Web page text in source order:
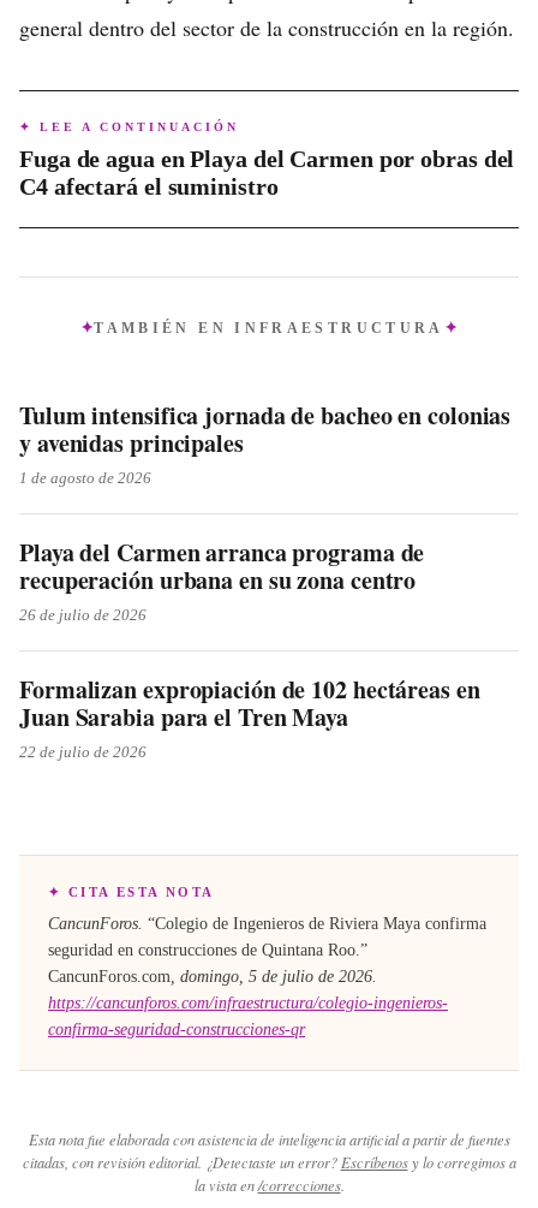
general dentro del sector de la construcción en la región.
✦ LEE A CONTINUACIÓN
Fuga de agua en Playa del Carmen por obras del
C4 afectará el suministro
TAMBIÉN ENINFRAESTRUCTURA
Tulum intensifica jornada de bacheo en colonias
y avenidas principales
1 de agosto de 2026
Playa del Carmen arranca programa de
recuperación urbana en su zona centro
26 de julio de 2026
Formalizan expropiación de 102 hectáreas en
Juan Sarabia para el Tren Maya
22 de julio de 2026
✦ CITA ESTA NOTA
CancunForos. “Colegio de Ingenieros de Riviera Maya confirma
seguridad en construcciones de Quintana Roo.”
CancunForos.com, domingo, 5 de julio de 2026.
https://cancunforos.com/infraestructura/colegio-ingenieros-
confirma-seguridad-construcciones-qr
Esta nota fue elaborada con asistencia de inteligencia artificial a partir de fuentes
citadas, con revisión editorial. ¿Detectaste un error? Escríbenos y lo corregimos a
la vista en /correcciones.